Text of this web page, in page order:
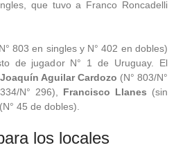
que tuvo a Franco Roncadelli
803 en singles y N° 402 en dobles)
de jugador N° 1 de Uruguay. El
Joaquín Aguilar Cardozo (N° 803/N°
N° 296), Francisco Llanes (sin
45 de dobles).
los locales